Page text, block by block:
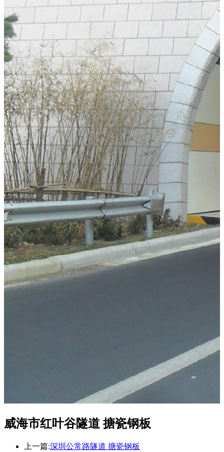
威海市红叶谷隧道 搪瓷钢板
上一篇:深圳公常路隧道 搪瓷钢板